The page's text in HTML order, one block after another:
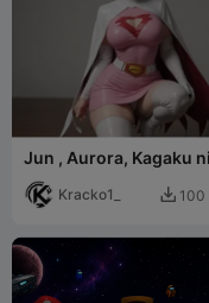
Jun , Aurora, Kagaku
tai Gatchaman
Kracko1_  100